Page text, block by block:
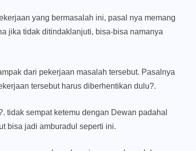
yang bermasalah ini, pasal nya memang
jika tidak ditindaklanjuti, bisa-bisa namanya
dari pekerjaan masalah tersebut. Pasalnya
tersebut harus diberhentikan dulu?.
tidak sempat ketemu dengan Dewan padahal
bisa jadi amburadul seperti ini.